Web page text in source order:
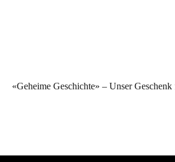
«Geheime Geschichte» – Unser Geschenk